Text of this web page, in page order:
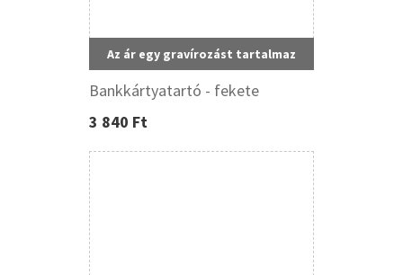
Az ár egy gravírozást tartalmaz
Bankkártyatartó - fekete
3 840 Ft